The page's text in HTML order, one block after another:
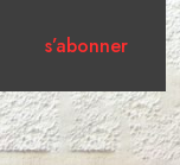
s’abonner